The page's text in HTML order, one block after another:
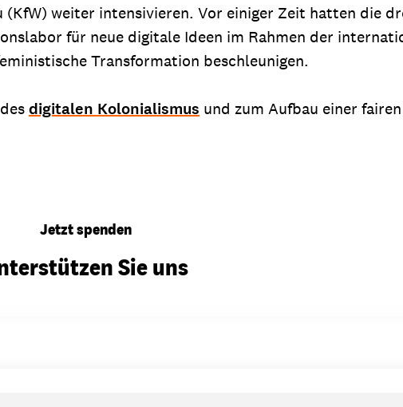
weiter intensivieren. Vor einiger Zeit hatten die
für neue digitale Ideen im Rahmen der
Transformation beschleunigen.
digitalen Kolonialismus und zum Aufbau einer
Jetzt spenden
Sie uns